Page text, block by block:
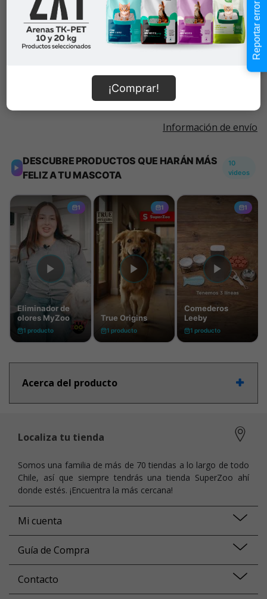
Cantidad:
- +
$8.990
En Stock
Añadir al carrito
Información de envío
Acerca del producto
¡Comprar!
Localiza tu tienda
Somos una familia de más de 70 tiendas a lo largo de todo
Chile, así que siempre tendrás una tienda SuperZoo ahí
donde estés. ¡Encuentra la más cercana!
Mi cuenta
Guía de Compra
Contacto
Reportar error